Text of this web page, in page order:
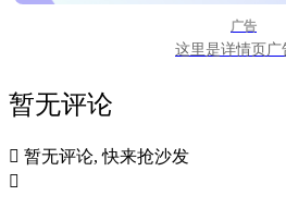
广告
这里是详情页广
暂无评论
 暂无评论, 快来抢沙发
